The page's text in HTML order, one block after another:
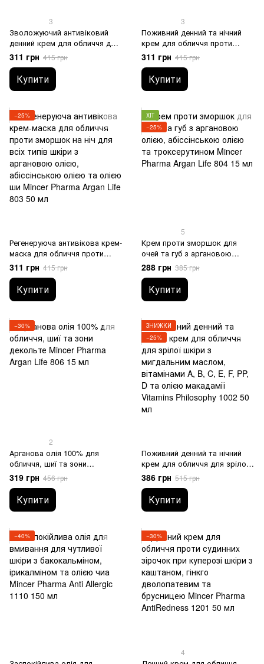
3
Зволожуючий антивіковий
денний крем для обличчя для
всіх типів шкіри з аргановим
маслом, абіссінським маслом,
фільтрами UVA та UVB Mincer
Pharma Argan Life 801 50 мл
311 грн 415 грн
Купити
3
Поживний денний та нічний
крем для обличчя проти
зморшок для всіх типів шкіри
з аргановою олією,
абіссінською олією та олією
жожоба Mincer Pharma Argan
311 грн 415 грн
Купити
−25%
Регенеруюча антивікова крем-
маска для обличчя проти
зморшок на ніч для всіх типів
шкіри з аргановою олією,
абіссінською олією та олією
ши Mincer Pharma Argan Life
311 грн 415 грн
Купити
ХІТ
−25%
5
Крем проти зморшок для
очей та губ з аргановою
олією, абіссінською олією та
троксерутином Mincer Pharma
Argan Life 804 15 мл
288 грн 385 грн
Купити
−30%
2
Арганова олія 100% для
обличчя, шиї та зони
декольте Mincer Pharma Argan
Life 806 15 мл
319 грн 456 грн
Купити
ЗНИЖКИ
−25%
Поживний денний та нічний
крем для обличчя для зрілої
шкіри з мигдальним маслом,
вітамінами A, B, C, E, F, PP, D
та олією макадамії Vitamins
Philosophy 1002 50 мл
386 грн 515 грн
Купити
−40% −30%
4